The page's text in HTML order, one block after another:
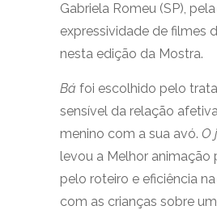
Gabriela Romeu (SP), pela
expressividade de filmes
nesta edição da Mostra.
Bá foi escolhido pelo
sensível da relação
menino com a sua avó. O
levou a Melhor animação
pelo roteiro e eficiência
com as crianças sobre